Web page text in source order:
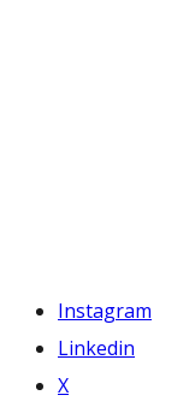
Instagram
Linkedin
X